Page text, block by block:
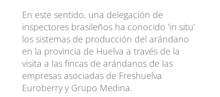
En este sentido, una delegación de
inspectores brasileños ha conocido ‘in situ’
los sistemas de producción del arándano
en la provincia de Huelva a través de la
visita a las fincas de arándanos de las
empresas asociadas de Freshuelva
Euroberry y Grupo Medina.